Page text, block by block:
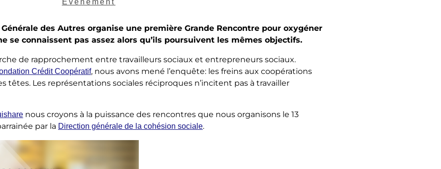
Evénement
Générale des Autres organise une première Grande Rencontre pour oxygéner
se connaissent pas assez alors qu’ils poursuivent les mêmes objectifs.
de rapprochement entre travailleurs sociaux et entrepreneurs sociaux.
Crédit Coopératif, nous avons mené l’enquête: les freins aux coopérations
têtes. Les représentations sociales réciproques n’incitent pas à travailler
nous croyons à la puissance des rencontres que nous organisons le 13
par la Direction générale de la cohésion sociale.